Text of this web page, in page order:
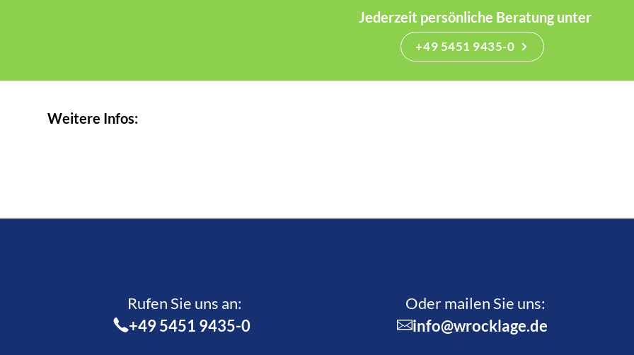
Jederzeit persönliche Beratung unter
+49 5451 9435-0
Weitere Infos:
Rufen Sie uns an:­
+49 5451 9435-0
Oder mailen Sie uns:
info@wrocklage.de